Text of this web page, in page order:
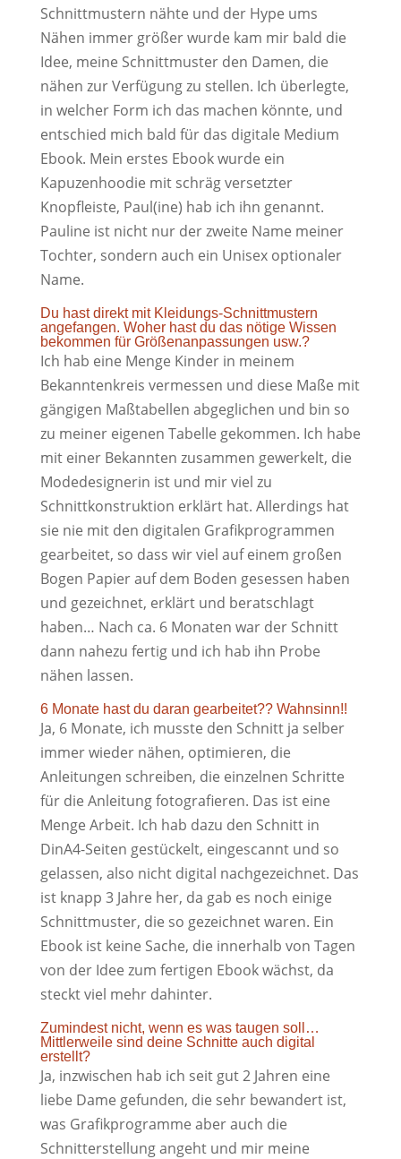
Schnittmustern nähte und der Hype ums
Nähen immer größer wurde kam mir bald die
Idee, meine Schnittmuster den Damen, die
nähen zur Verfügung zu stellen. Ich überlegte,
in welcher Form ich das machen könnte, und
entschied mich bald für das digitale Medium
Ebook. Mein erstes Ebook wurde ein
Kapuzenhoodie mit schräg versetzter
Knopfleiste, Paul(ine) hab ich ihn genannt.
Pauline ist nicht nur der zweite Name meiner
Tochter, sondern auch ein Unisex optionaler
Name.
Du hast direkt mit Kleidungs-Schnittmustern
angefangen. Woher hast du das nötige Wissen
bekommen für Größenanpassungen usw.?
Ich hab eine Menge Kinder in meinem
Bekanntenkreis vermessen und diese Maße mit
gängigen Maßtabellen abgeglichen und bin so
zu meiner eigenen Tabelle gekommen. Ich habe
mit einer Bekannten zusammen gewerkelt, die
Modedesignerin ist und mir viel zu
Schnittkonstruktion erklärt hat. Allerdings hat
sie nie mit den digitalen Grafikprogrammen
gearbeitet, so dass wir viel auf einem großen
Bogen Papier auf dem Boden gesessen haben
und gezeichnet, erklärt und beratschlagt
haben… Nach ca. 6 Monaten war der Schnitt
dann nahezu fertig und ich hab ihn Probe
nähen lassen.
6 Monate hast du daran gearbeitet?? Wahnsinn!!
Ja, 6 Monate, ich musste den Schnitt ja selber
immer wieder nähen, optimieren, die
Anleitungen schreiben, die einzelnen Schritte
für die Anleitung fotografieren. Das ist eine
Menge Arbeit. Ich hab dazu den Schnitt in
DinA4-Seiten gestückelt, eingescannt und so
gelassen, also nicht digital nachgezeichnet. Das
ist knapp 3 Jahre her, da gab es noch einige
Schnittmuster, die so gezeichnet waren. Ein
Ebook ist keine Sache, die innerhalb von Tagen
von der Idee zum fertigen Ebook wächst, da
steckt viel mehr dahinter.
Zumindest nicht, wenn es was taugen soll…
Mittlerweile sind deine Schnitte auch digital
erstellt?
Ja, inzwischen hab ich seit gut 2 Jahren eine
liebe Dame gefunden, die sehr bewandert ist,
was Grafikprogramme aber auch die
Schnitterstellung angeht und mir meine